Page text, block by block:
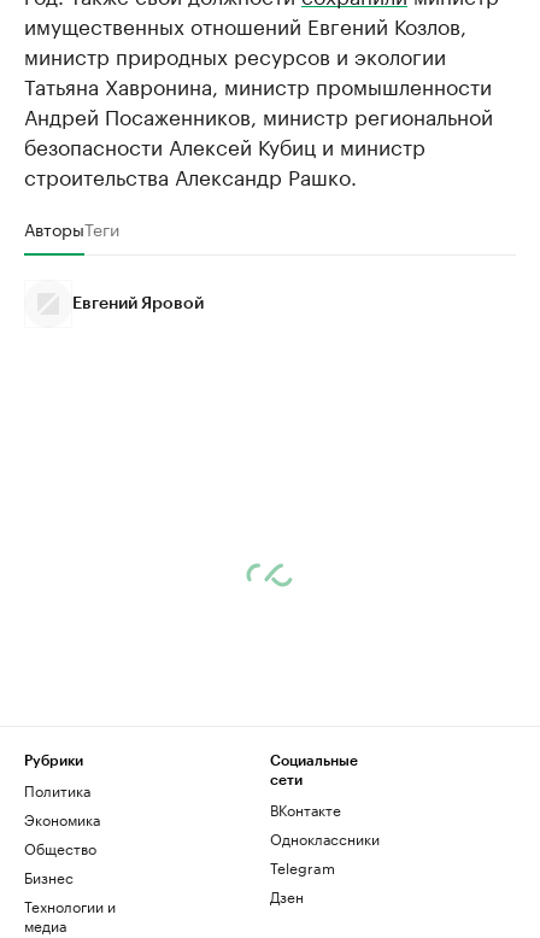
имущественных отношений Евгений Козлов,
министр природных ресурсов и экологии
Татьяна Хавронина, министр промышленности
Андрей Посаженников, министр региональной
безопасности Алексей Кубиц и министр
строительства Александр Рашко.
АвторыТеги
Евгений Яровой
Рубрики
Политика
Экономика
Общество
Бизнес
Технологии и
медиа
Социальные
сети
ВКонтакте
Одноклассники
Telegram
Дзен